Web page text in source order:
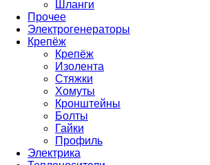
Шланги
Прочее
Электрогенераторы
Крепёж
Крепёж
Изолента
Стяжки
Хомуты
Кронштейны
Болты
Гайки
Профиль
Электрика